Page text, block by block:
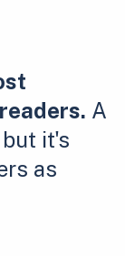
A
it's
as